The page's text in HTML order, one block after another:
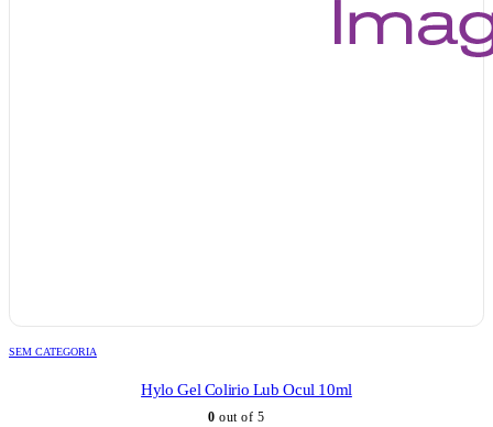
SEM CATEGORIA
Hylo Gel Colirio Lub Ocul 10ml
0 out of 5